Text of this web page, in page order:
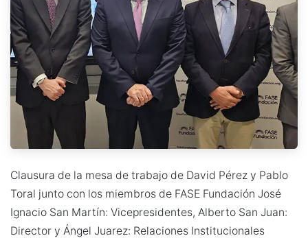
Clausura de la mesa de trabajo de David Pérez y Pablo
Toral junto con los miembros de FASE Fundación José
Ignacio San Martín: Vicepresidentes, Alberto San Juan:
Director y Ángel Juarez: Relaciones Institucionales